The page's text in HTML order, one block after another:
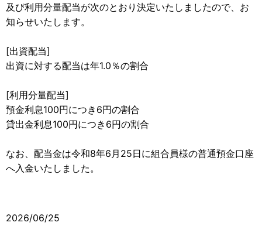
及び利用分量配当が次のとおり決定いたしましたので、お
知らせいたします。
[出資配当]
出資に対する配当は年1.0％の割合
[利用分量配当]
預金利息100円につき6円の割合
貸出金利息100円につき6円の割合
なお、配当金は令和8年6月25日に組合員様の普通預金口座
へ入金いたしました。
2026/06/25